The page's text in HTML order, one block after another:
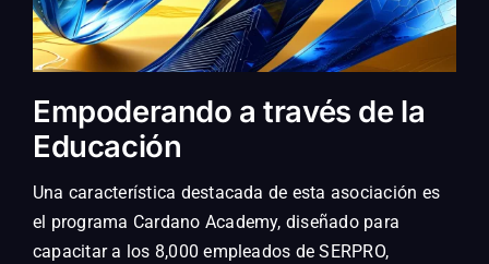
Empoderando a través de la
Educación
Una característica destacada de esta asociación es
el programa Cardano Academy, diseñado para
capacitar a los 8,000 empleados de SERPRO,